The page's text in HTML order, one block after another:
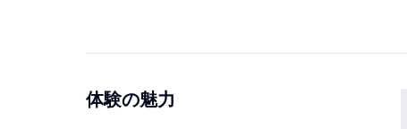
体験の魅力